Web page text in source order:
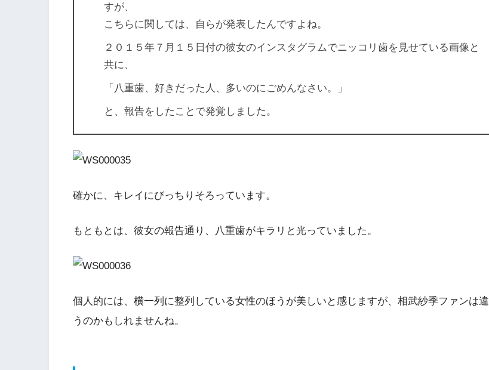
すが、
こちらに関しては、自らが発表したんですよね。
２０１５年７月１５日付の彼女のインスタグラムでニッコリ歯を見せている画像と
共に、
「八重歯、好きだった人、多いのにごめんなさい。」
と、報告をしたことで発覚しました。
確かに、キレイにびっちりそろっています。
もともとは、彼女の報告通り、八重歯がキラリと光っていました。
個人的には、横一列に整列している女性のほうが美しいと感じますが、相武紗季ファンは違
うのかもしれませんね。